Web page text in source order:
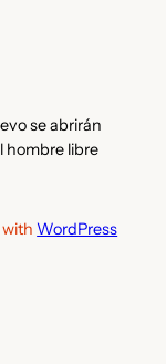
se abrirán
hombre libre
WordPress